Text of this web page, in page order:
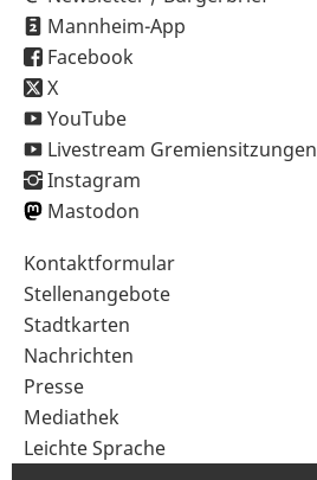
Mannheim-App
Facebook
X
YouTube
Livestream Gremiensitzungen
Instagram
Mastodon
Sekundärnavigation
im
Fußbereich
Kontaktformular
Stellenangebote
Stadtkarten
Nachrichten
Presse
Mediathek
Leichte Sprache